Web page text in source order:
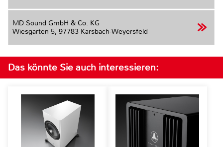
MD Sound GmbH & Co. KG
Wiesgarten 5, 97783 Karsbach-Weyersfeld
Das könnte Sie auch interessieren: